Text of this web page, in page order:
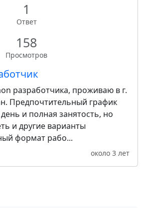
1
Ответ
158
Просмотров
разработчика, проживаю в г.
Предпочтительный график
и полная занятость, но
и другие варианты
формат рабо...
около 3 лет